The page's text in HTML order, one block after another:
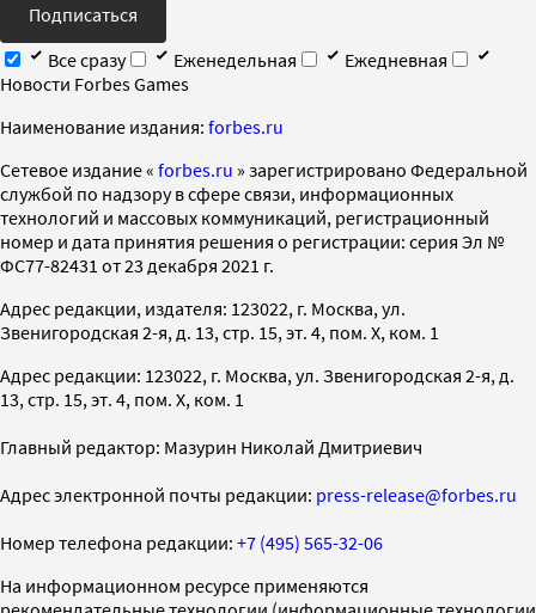
Подписаться
Все сразу
Еженедельная
Ежедневная
Новости Forbes Games
Наименование издания: forbes.ru
Cетевое издание « forbes.ru » зарегистрировано Федеральной
службой по надзору в сфере связи, информационных
технологий и массовых коммуникаций, регистрационный
номер и дата принятия решения о регистрации: серия Эл №
ФС77-82431 от 23 декабря 2021 г.
Адрес редакции, издателя: 123022, г. Москва, ул.
Звенигородская 2-я, д. 13, стр. 15, эт. 4, пом. X, ком. 1
Адрес редакции: 123022, г. Москва, ул. Звенигородская 2-я, д.
13, стр. 15, эт. 4, пом. X, ком. 1
Главный редактор: Мазурин Николай Дмитриевич
Адрес электронной почты редакции: press-release@forbes.ru
Номер телефона редакции: +7 (495) 565-32-06
На информационном ресурсе применяются